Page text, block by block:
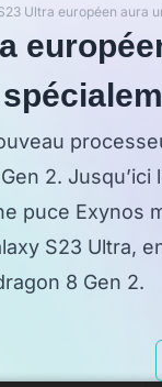
2. Jusqu’ici
puce Exynos
S23 Ultra,
8 Gen 2.